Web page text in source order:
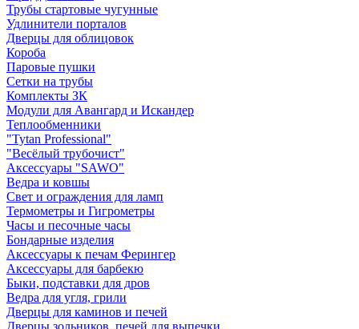
Трубы стартовые чугунные
Удлинители порталов
Дверцы для облицовок
Короба
Паровые пушки
Сетки на трубы
Комплекты ЗК
Модули для Авангард и Искандер
Теплообменники
"Tytan Professional"
"Весёлый трубочист"
Аксессуары "SAWO"
Ведра и ковшы
Свет и ограждения для ламп
Термометры и Гигрометры
Часы и песочные часы
Бондарные изделия
Аксессуары к печам Ферингер
Аксессуары для барбекю
Быки, подставки для дров
Ведра для угля, грили
Дверцы для каминов и печей
Дверцы зольников, печей для выпечки